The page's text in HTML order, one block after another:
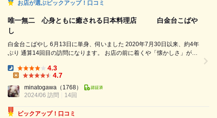
お店が選ぶピックアップ！口コミ
唯一無二 心身ともに癒される日本料理店 白金台こばや
し
白金台こばやし 6月13日に単身、伺いました 2020年7月30日以来、約4年
ぶり 通算14回目の訪問になります。 お店の前に着くや「懐かしさ」がこ
相変わらず、襟をあえて立てていてお洒落 女将はどこまでも優しく、気
Dinner:
4.3
4.7
minatogawa （1768）
2024/06 訪問
14回
ピックアップ！口コミ